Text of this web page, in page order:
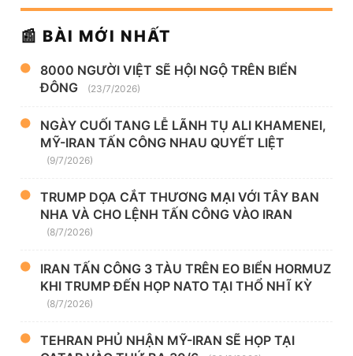
📰 BÀI MỚI NHẤT
8000 NGƯỜI VIỆT SẼ HỘI NGỘ TRÊN BIỂN
ĐÔNG
(23/7/2026)
NGÀY CUỐI TANG LỄ LÃNH TỤ ALI KHAMENEI,
MỸ-IRAN TẤN CÔNG NHAU QUYẾT LIỆT
(9/7/2026)
TRUMP DỌA CẮT THƯƠNG MẠI VỚI TÂY BAN
NHA VÀ CHO LỆNH TẤN CÔNG VÀO IRAN
(8/7/2026)
IRAN TẤN CÔNG 3 TÀU TRÊN EO BIỂN HORMUZ
KHI TRUMP ĐẾN HỌP NATO TẠI THỔ NHĨ KỲ
(8/7/2026)
TEHRAN PHỦ NHẬN MỸ-IRAN SẼ HỌP TẠI